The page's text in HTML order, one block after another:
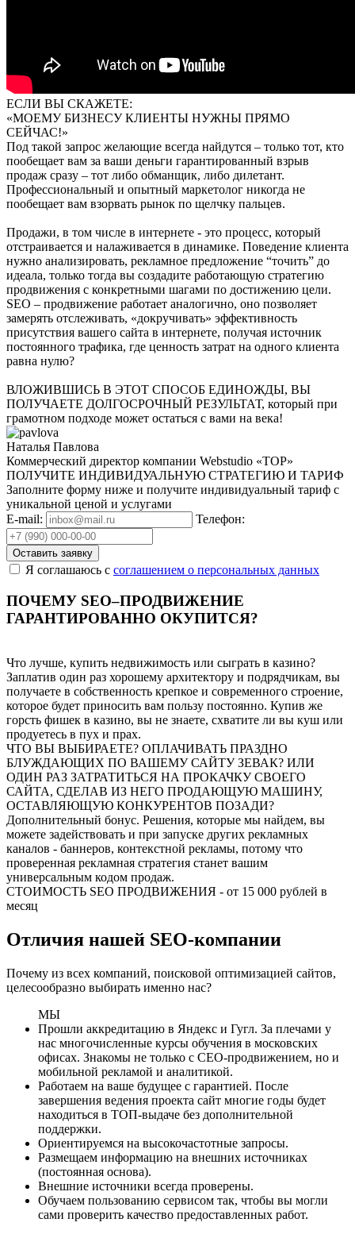
ЕСЛИ ВЫ СКАЖЕТЕ:
«МОЕМУ БИЗНЕСУ КЛИЕНТЫ НУЖНЫ ПРЯМО
СЕЙЧАС!»
Под такой запрос желающие всегда найдутся – только тот, кто
пообещает вам за ваши деньги гарантированный взрыв
продаж сразу – тот либо обманщик, либо дилетант.
Профессиональный и опытный маркетолог никогда не
пообещает вам взорвать рынок по щелчку пальцев.
Продажи, в том числе в интернете - это процесс, который
отстраивается и налаживается в динамике. Поведение клиента
нужно анализировать, рекламное предложение “точить” до
идеала, только тогда вы создадите работающую стратегию
продвижения с конкретными шагами по достижению цели.
SEO – продвижение работает аналогично, оно позволяет
замерять отслеживать, «докручивать» эффективность
присутствия вашего сайта в интернете, получая источник
постоянного трафика, где ценность затрат на одного клиента
равна нулю?
ВЛОЖИВШИСЬ В ЭТОТ СПОСОБ ЕДИНОЖДЫ, ВЫ
ПОЛУЧАЕТЕ ДОЛГОСРОЧНЫЙ РЕЗУЛЬТАТ, который при
грамотном подходе может остаться с вами на века!
Наталья Павлова
Коммерческий директор компании Webstudio «TOP»
ПОЛУЧИТЕ ИНДИВИДУАЛЬНУЮ СТРАТЕГИЮ И ТАРИФ
Заполните форму ниже и получите индивидуальный тариф с
уникальной ценой и услугами
E-mail:
Телефон:
Я соглашаюсь с соглашением о персональных данных
ПОЧЕМУ SEO–ПРОДВИЖЕНИЕ
ГАРАНТИРОВАННО ОКУПИТСЯ?
Что лучше, купить недвижимость или сыграть в казино?
Заплатив один раз хорошему архитектору и подрядчикам, вы
получаете в собственность крепкое и современного строение,
которое будет приносить вам пользу постоянно. Купив же
горсть фишек в казино, вы не знаете, схватите ли вы куш или
продуетесь в пух и прах.
ЧТО ВЫ ВЫБИРАЕТЕ? ОПЛАЧИВАТЬ ПРАЗДНО
БЛУЖДАЮЩИХ ПО ВАШЕМУ САЙТУ ЗЕВАК? ИЛИ
ОДИН РАЗ ЗАТРАТИТЬСЯ НА ПРОКАЧКУ СВОЕГО
САЙТА, СДЕЛАВ ИЗ НЕГО ПРОДАЮЩУЮ МАШИНУ,
ОСТАВЛЯЮЩУЮ КОНКУРЕНТОВ ПОЗАДИ?
Дополнительный бонус. Решения, которые мы найдем, вы
можете задействовать и при запуске других рекламных
каналов - баннеров, контекстной рекламы, потому что
проверенная рекламная стратегия станет вашим
универсальным кодом продаж.
СТОИМОСТЬ SEO ПРОДВИЖЕНИЯ - от 15 000 рублей в
месяц
Отличия нашей SEO-компании
Почему из всех компаний, поисковой оптимизацией сайтов,
целесообразно выбирать именно нас?
МЫ
Прошли аккредитацию в Яндекс и Гугл. За плечами у
нас многочисленные курсы обучения в московских
офисах. Знакомы не только с СЕО-продвижением, но и
мобильной рекламой и аналитикой.
Работаем на ваше будущее с гарантией. После
завершения ведения проекта сайт многие годы будет
находиться в ТОП-выдаче без дополнительной
поддержки.
Ориентируемся на высокочастотные запросы.
Размещаем информацию на внешних источниках
(постоянная основа).
Внешние источники всегда проверены.
Обучаем пользованию сервисом так, чтобы вы могли
сами проверить качество предоставленных работ.